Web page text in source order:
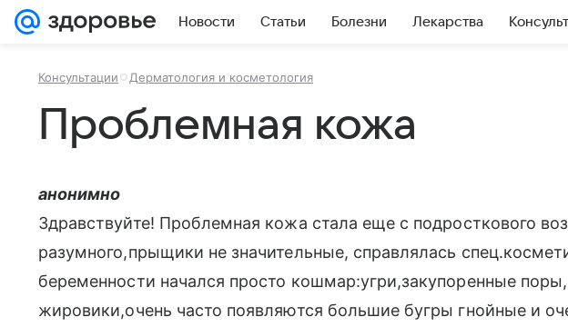
Новости Статьи Болезни Лекарства
Консультации Дерматология и косметология
Проблемная кожа
анонимно
Здравствуйте! Проблемная кожа стала еще с подросткового
разумного,прыщики не значительные, справлялась
беременности начался просто кошмар:угри,закупоренные
жировики,очень часто появляются большие бугры гнойные и